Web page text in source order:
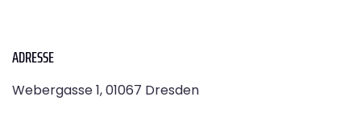
ADRESSE
Webergasse 1, 01067 Dresden